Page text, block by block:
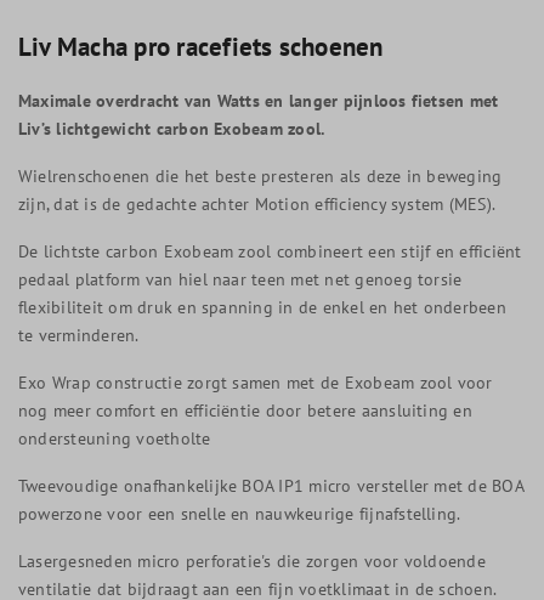
Liv Macha pro racefiets schoenen
Maximale overdracht van Watts en langer pijnloos fietsen met
Liv’s lichtgewicht carbon Exobeam zool.
Wielrenschoenen die het beste presteren als deze in beweging
zijn, dat is de gedachte achter Motion efficiency system (MES).
De lichtste carbon Exobeam zool combineert een stijf en efficiënt
pedaal platform van hiel naar teen met net genoeg torsie
flexibiliteit om druk en spanning in de enkel en het onderbeen
te verminderen.
Exo Wrap constructie zorgt samen met de Exobeam zool voor
nog meer comfort en efficiëntie door betere aansluiting en
ondersteuning voetholte
Tweevoudige onafhankelijke BOA IP1 micro versteller met de BOA
powerzone voor een snelle en nauwkeurige fijnafstelling.
Lasergesneden micro perforatie's die zorgen voor voldoende
ventilatie dat bijdraagt aan een fijn voetklimaat in de schoen.